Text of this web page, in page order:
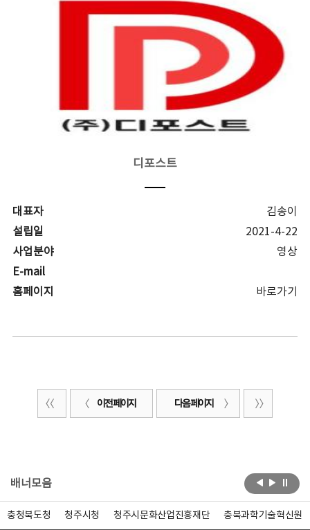
디포스트
대표자
김송이
설립일
2021-4-22
사업분야
영상
E-mail
홈페이지
바로가기
이전 페이지 다음 페이지
배너모음
충청북도청 청주시청 청주시문화산업진흥재단 충북과학기술혁신원